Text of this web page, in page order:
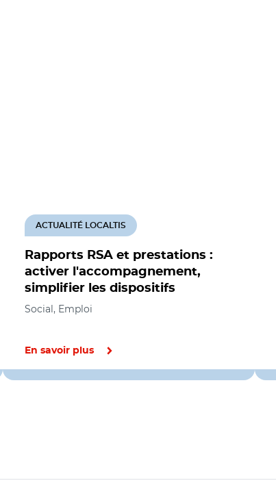
Rapports RSA et prestations :
activer l'accompagnement,
simplifier les dispositifs
ACTUALITÉ LOCALTIS
Social, Emploi
En savoir plus